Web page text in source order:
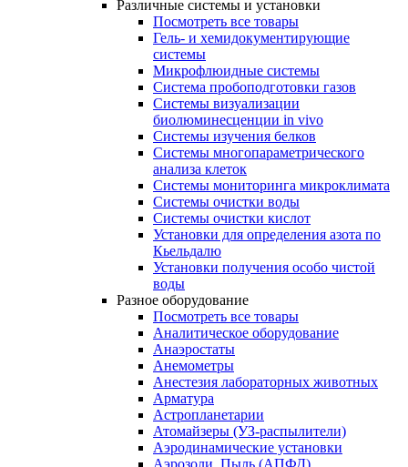
Различные системы и установки
Посмотреть все товары
Гель- и хемидокументирующие
системы
Микрофлюидные системы
Система пробоподготовки газов
Системы визуализации
биолюминесценции in vivo
Системы изучения белков
Системы многопараметрического
анализа клеток
Системы мониторинга микроклимата
Системы очистки воды
Системы очистки кислот
Установки для определения азота по
Кьельдалю
Установки получения особо чистой
воды
Разное оборудование
Посмотреть все товары
Аналитическое оборудование
Анаэростаты
Анемометры
Анестезия лабораторных животных
Арматура
Астропланетарии
Атомайзеры (УЗ-распылители)
Аэродинамические установки
Аэрозоли. Пыль (АПФД)